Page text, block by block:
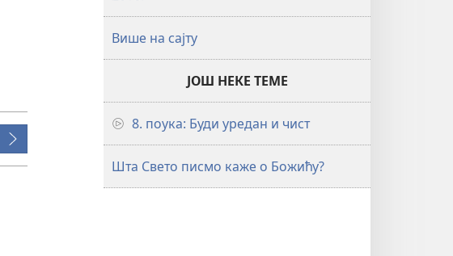
Више на сајту
ЈОШ НЕКЕ ТЕМЕ
8. поука: Буди уредан и чист
Шта Свето писмо каже о Божићу?